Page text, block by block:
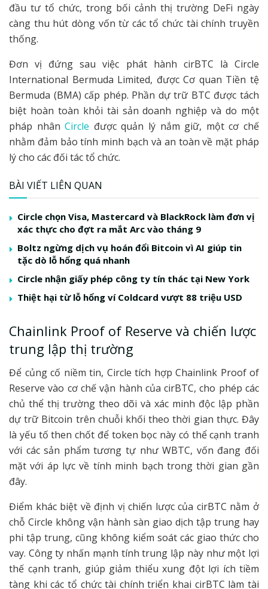
đầu tư tổ chức, trong bối cảnh thị trường DeFi ngày
càng thu hút dòng vốn từ các tổ chức tài chính truyền
thống.
Đơn vị đứng sau việc phát hành cirBTC là Circle
International Bermuda Limited, được Cơ quan Tiền tệ
Bermuda (BMA) cấp phép. Phần dự trữ BTC được tách
biệt hoàn toàn khỏi tài sản doanh nghiệp và do một
pháp nhânCircle được quản lý nắm giữ, một cơ chế
nhằm đảm bảo tính minh bạch và an toàn về mặt pháp
lý cho các đối tác tổ chức.
BÀI VIẾT LIÊN QUAN
Circle chọn Visa, Mastercard và BlackRock làm đơn vị
xác thực cho đợt ra mắt Arc vào tháng 9
Boltz ngừng dịch vụ hoán đổi Bitcoin vì AI giúp tin
tặc dò lỗ hổng quá nhanh
Circle nhận giấy phép công ty tín thác tại New York
Thiệt hại từ lỗ hổng ví Coldcard vượt 88 triệu USD
Chainlink Proof of Reserve và chiến lược
trung lập thị trường
Để củng cố niềm tin, Circle tích hợp Chainlink Proof of
Reserve vào cơ chế vận hành của cirBTC, cho phép các
chủ thể thị trường theo dõi và xác minh độc lập phần
dự trữ Bitcoin trên chuỗi khối theo thời gian thực. Đây
là yếu tố then chốt để token bọc này có thể cạnh tranh
với các sản phẩm tương tự như WBTC, vốn đang đối
mặt với áp lực về tính minh bạch trong thời gian gần
đây.
Điểm khác biệt về định vị chiến lược của cirBTC nằm ở
chỗ Circle không vận hành sàn giao dịch tập trung hay
phi tập trung, cũng không kiểm soát các giao thức cho
vay. Công ty nhấn mạnh tính trung lập này như một lợi
thế cạnh tranh, giúp giảm thiểu xung đột lợi ích tiềm
tàng khi các tổ chức tài chính triển khai cirBTC làm tài